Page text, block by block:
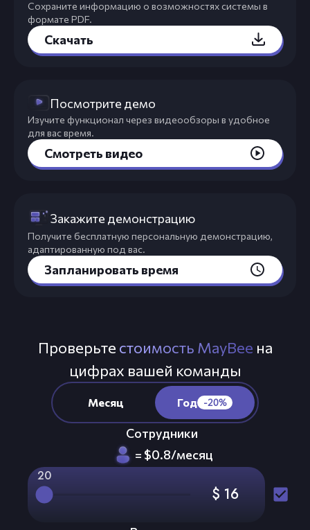
Сохраните информацию о возможностях системы в
формате PDF.
Скачать
Посмотрите демо
Изучите функционал через видеообзоры в удобное
для вас время.
Смотреть видео
Закажите демонстрацию
Получите бесплатную персональную демонстрацию,
адаптированную под вас.
Запланировать время
Проверьте стоимость MayBee на
цифрах вашей команды
Месяц Год -20%
Год -20%
Сотрудники
= $0.8/месяц
20
$ 16